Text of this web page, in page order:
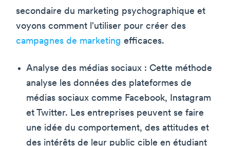
secondaire du marketing psychographique et
voyons comment l'utiliser pour créer des
campagnes de marketing efficaces.
Analyse des médias sociaux : Cette méthode
analyse les données des plateformes de
médias sociaux comme Facebook, Instagram
et Twitter. Les entreprises peuvent se faire
une idée du comportement, des attitudes et
des intérêts de leur public cible en étudiant